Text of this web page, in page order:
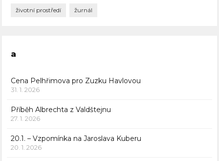
životní prostředí žurnál
a
Cena Pelhřimova pro Zuzku Havlovou
31. 1. 2026
Příběh Albrechta z Valdštejnu
27. 1. 2026
20.1. – Vzpomínka na Jaroslava Kuberu
20. 1. 2026